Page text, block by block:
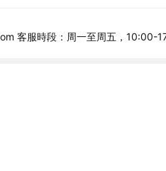
客服時段：周一至周五，10:00-